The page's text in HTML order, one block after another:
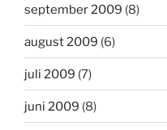
september 2009 (8)
august 2009 (6)
juli 2009 (7)
juni 2009 (8)